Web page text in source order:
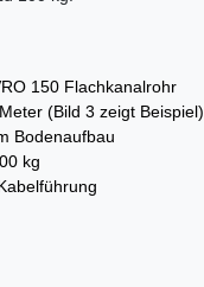
150 Flachkanalrohr
(Bild 3 zeigt Beispiel)
Bodenaufbau
kg